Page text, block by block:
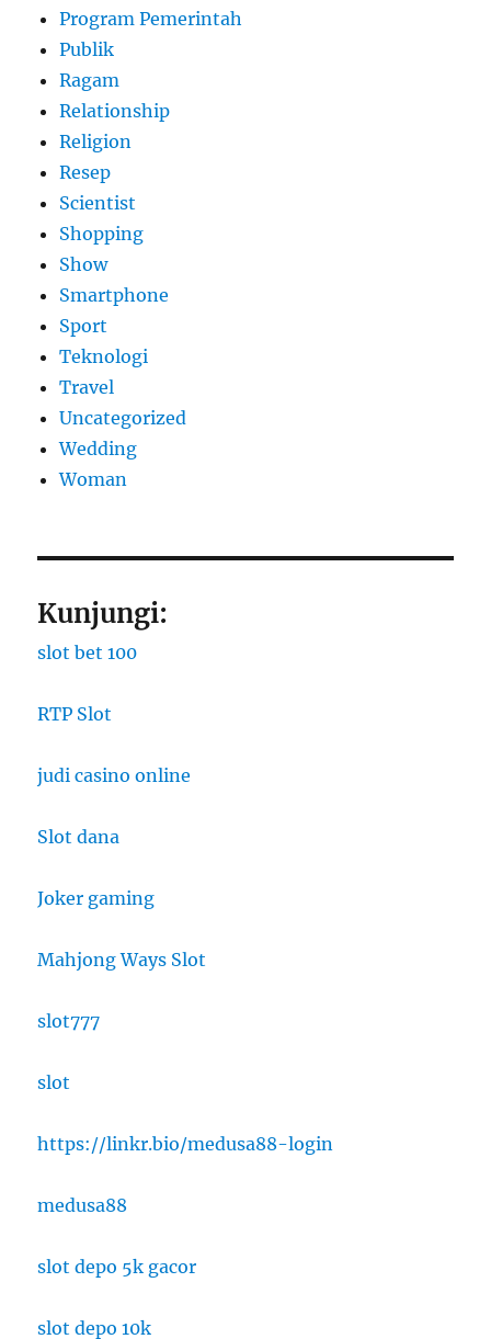
Program Pemerintah
Publik
Ragam
Relationship
Religion
Resep
Scientist
Shopping
Show
Smartphone
Sport
Teknologi
Travel
Uncategorized
Wedding
Woman
Kunjungi:
slot bet 100
RTP Slot
judi casino online
Slot dana
Joker gaming
Mahjong Ways Slot
slot777
slot
https://linkr.bio/medusa88-login
medusa88
slot depo 5k gacor
slot depo 10k